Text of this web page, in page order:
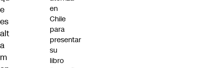
e
es
alt
a
m
en
Chile
para
presentar
su
libro